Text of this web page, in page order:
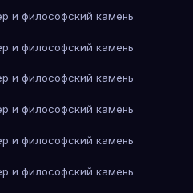
и философский камень
и философский камень
и философский камень
и философский камень
и философский камень
и философский камень